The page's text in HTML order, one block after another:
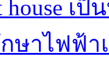
house เ
กษาไฟฟ้